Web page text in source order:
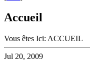
Accueil
Vous êtes Ici: ACCUEIL
Jul 20, 2009